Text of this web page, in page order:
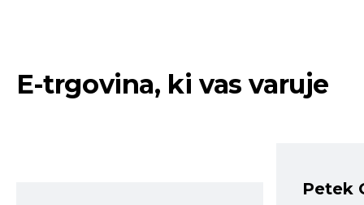
E-trgovina, ki vas varuje
Petek